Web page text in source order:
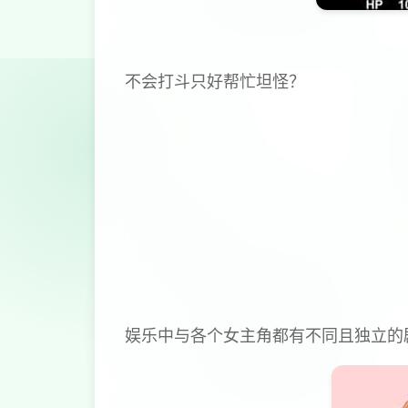
不会打斗只好帮忙坦怪？
娱乐中与各个女主角都有不同且独立的